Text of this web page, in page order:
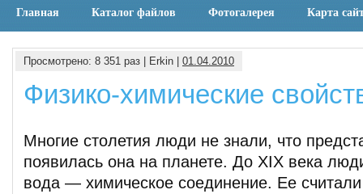
Главная Каталог файлов Фотогалерея Карта
Просмотрено: 8 351 раз | Erkin | 01.04.2010
Физико-химические
Многие столетия люди не знали, что
появилась она на планете. До XIX века
вода — химическое соединение. Ее